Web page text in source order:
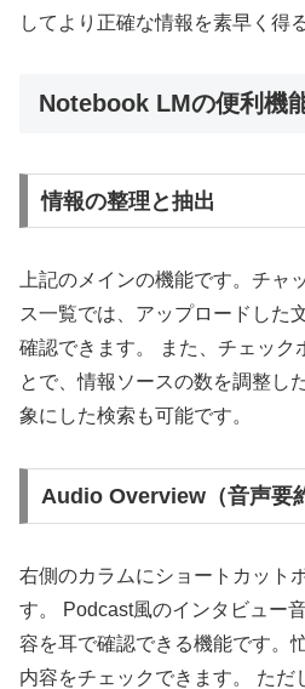
してより正確な情報を素早く得
Notebook LMの便利機
情報の整理と抽出
上記のメインの機能です。チャ
ス一覧では、アップロードした
確認できます。 また、チェック
とで、情報ソースの数を調整し
象にした検索も可能です。
Audio Overview（音声要
右側のカラムにショートカット
す。 Podcast風のインタビュー
容を耳で確認できる機能です。
内容をチェックできます。 ただ